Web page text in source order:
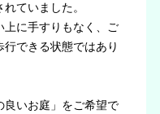
ていました。
上に手すりもなく、ご
できる状態ではあり
良いお庭」をご希望で